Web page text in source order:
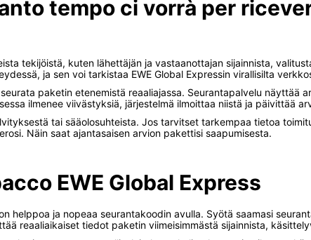
tempo ci vorrà per
tekijöistä, kuten lähettäjän ja vastaanottajan sijainnista,
ja sen voi tarkistaa EWE Global Expressin virallisilta
paketin etenemistä reaaliajassa. Seurantapalvelu näyttää
ilmenee viivästyksiä, järjestelmä ilmoittaa niistä ja päivittää
tai sääolosuhteista. Jos tarvitset tarkempaa tietoa
Näin saat ajantasaisen arvion pakettisi saapumisesta.
EWE Global Express
helppoa ja nopeaa seurantakoodin avulla. Syötä saamasi
reaaliaikaiset tiedot paketin viimeisimmästä sijainnista,